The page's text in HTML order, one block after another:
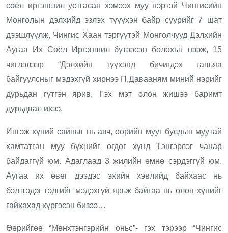
соёл иргэншил устгасан хэмээх муу нэртэй Чингисийн
Монголын дэлхийд эзлэх түүүхэн байр суурийг 7 шат
дээшлүүлж, Чингис Хаан тэргүүтэй Монголчууд Дэлхийн
Аугаа Их Соёл Иргэншил бүтээсэн болохыг нээж, 15
чиглэлээр “Дэлхийн түүхэнд бичигдэх гавьяа
байгуулсныг мэдэхгүй хирнээ П.Давааням миний нэрийг
дурьдан гүтгэн ярив. Гэх мэт олон жишээ баримт
дурьдвал ихээ.
Ингэж хүний сайныг нь авч, өөрийн мууг бусдын муутай
хамтатган муу бүхнийг өгдөг хүнд Тэнгэрлэг чанар
байдаггүй юм. Адаглаад 3 жилийн өмнө сэрдэггүй юм.
Аугаа их өвөг дээдэс эхийн хэвлийд байхаас нь
бэлтгэдэг гэдгийг мэдэхгүй ярьж байгаа нь олон хүнийг
гайхахад хүргэсэн бизээ…
Өөрийгөө “Мөнхтэнгэрийн оньс”- гэх тэрээр “Чингис